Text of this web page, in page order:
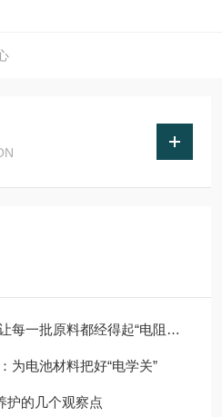
一批原料都经得起“电阻考验”
为电池材料把好“电学关”
护的几个观察点